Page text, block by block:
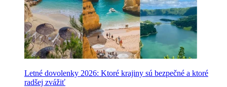
Letné dovolenky 2026: Ktoré krajiny sú bezpečné a ktoré
radšej zvážiť